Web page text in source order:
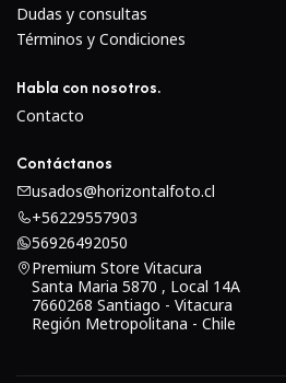
Dudas y consultas
Términos y Condiciones
Habla con nosotros.
Contacto
Contáctanos
usados@horizontalfoto.cl
+56229557903
56926492050
Premium Store Vitacura
Santa Maria 5870 , Local 14A
7660268 Santiago - Vitacura
Región Metropolitana - Chile